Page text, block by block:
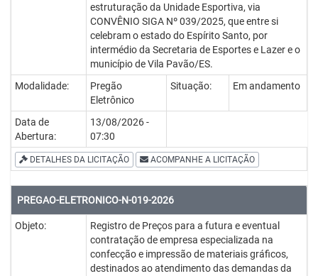
estruturação da Unidade Esportiva, via
CONVÊNIO SIGA Nº 039/2025, que entre si
celebram o estado do Espírito Santo, por
intermédio da Secretaria de Esportes e Lazer e o
município de Vila Pavão/ES.
Modalidade:
Pregão
Eletrônico
Situação: Em andamento
Data de
Abertura:
13/08/2026 -
07:30
DETALHES DA LICITAÇÃO ACOMPANHE A LICITAÇÃO
PREGAO-ELETRONICO-N-019-2026
Objeto:
Registro de Preços para a futura e eventual
contratação de empresa especializada na
confecção e impressão de materiais gráficos,
destinados ao atendimento das demandas da